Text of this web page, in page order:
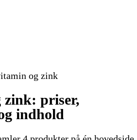
og zink
zink: priser,
indhold